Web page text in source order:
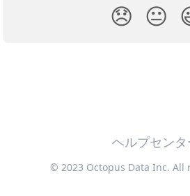
😞 😐
ヘルプセンタ
© 2023 Octopus Data Inc. All